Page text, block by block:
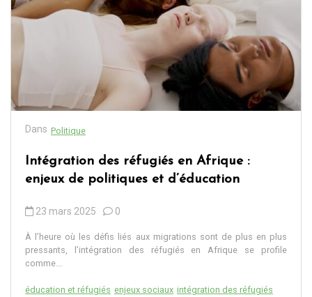
Dans Politique
Intégration des réfugiés en Afrique :
enjeux de politiques et d’éducation
23 mars 2025 0
À l’heure où les défis liés aux migrations sont de plus en plus
pressants, l’intégration des réfugiés en Afrique se profile
comme...
éducation et réfugiés enjeux sociaux intégration des réfugiés